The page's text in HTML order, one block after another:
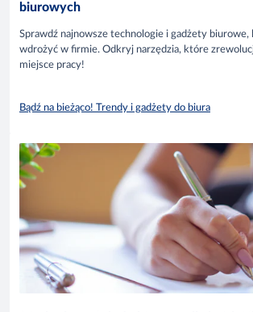
biurowych
Sprawdź najnowsze technologie i gadżety
wdrożyć w firmie. Odkryj narzędzia, które
miejsce pracy!
Bądź na bieżąco! Trendy i gadżety do biura